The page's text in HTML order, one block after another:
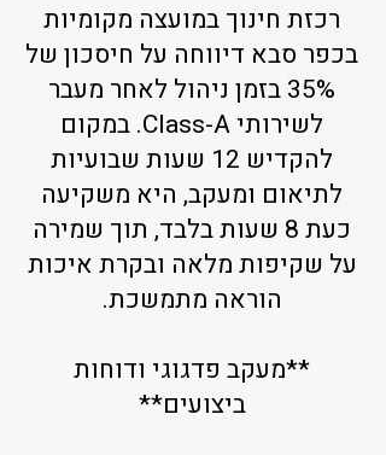
רכזת חינוך במועצה מקומיות
בכפר סבא דיווחה על חיסכון של
35% בזמן ניהול לאחר מעבר
לשירותי Class-A. במקום
להקדיש 12 שעות שבועיות
לתיאום ומעקב, היא משקיעה
כעת 8 שעות בלבד, תוך שמירה
על שקיפות מלאה ובקרת איכות
הוראה מתמשכת.
**מעקב פדגוגי ודוחות
ביצועים**